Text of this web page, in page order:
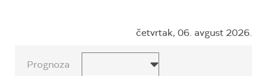
četvrtak, 06. avgust 2026.
Prognoza